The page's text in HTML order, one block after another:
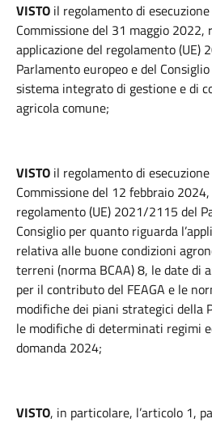
VISTO il regolamento di
Commissione del 31 maggio 2022,
applicazione del regolamento (UE)
Parlamento europeo e del
sistema integrato di gestione e di
agricola comune;
VISTO il regolamento di
Commissione del 12 febbraio
regolamento (UE) 2021/2115 del
Consiglio per quanto riguarda
relativa alle buone condizioni
terreni (norma BCAA) 8, le date di
per il contributo del FEAGA e le
modifiche dei piani strategici della
le modifiche di determinati regimi
domanda 2024;
VISTO, in particolare, l’articolo 1,